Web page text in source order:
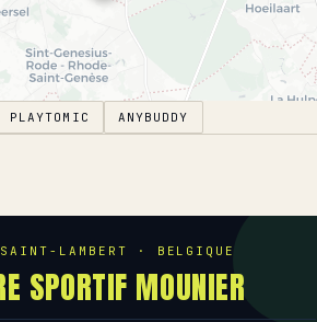
PLAYTOMIC ANYBUDDY
SAINT-LAMBERT · BELGIQUE
SPORTIF MOUNIER